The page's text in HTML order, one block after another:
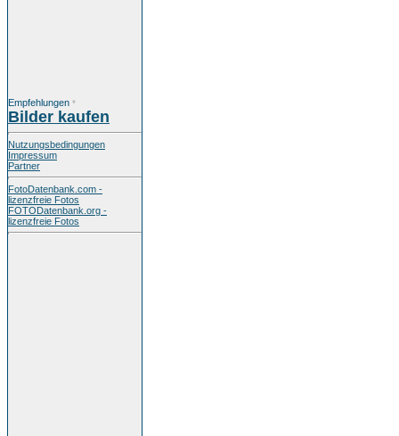
Empfehlungen *
Bilder kaufen
Nutzungsbedingungen
Impressum
Partner
FotoDatenbank.com -
lizenzfreie Fotos
FOTODatenbank.org -
lizenzfreie Fotos